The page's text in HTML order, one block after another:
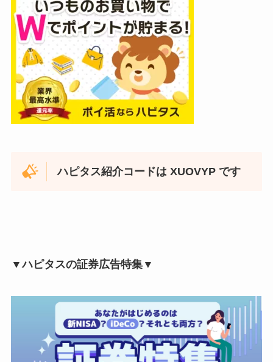
ハピタス紹介コードは XUOVYP です
▼ハピタスの証券広告特集▼